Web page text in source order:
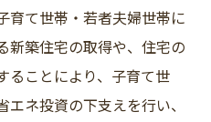
育て世帯・若者夫婦世帯に
新築住宅の取得や、住宅の
ることにより、子育て世
ネ投資の下支えを行い、